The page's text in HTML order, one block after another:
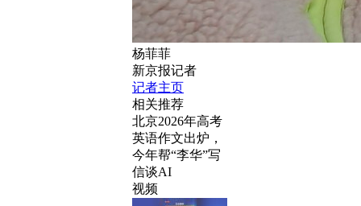
杨菲菲
新京报记者
记者主页
相关推荐
北京2026年高考
英语作文出炉，
今年帮“李华”写
信谈AI
视频